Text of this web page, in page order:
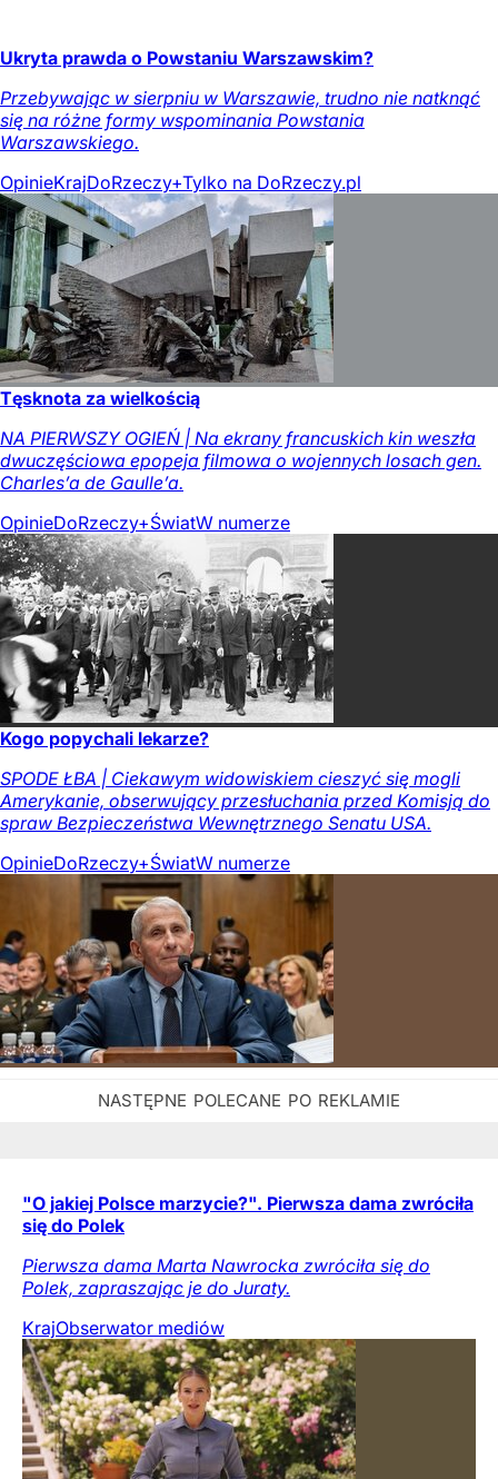
Ukryta prawda o Powstaniu Warszawskim?
Przebywając w sierpniu w Warszawie, trudno nie natknąć
się na różne formy wspominania Powstania
Warszawskiego.
OpinieKrajDoRzeczy+Tylko na DoRzeczy.pl
Tęsknota za wielkością
NA PIERWSZY OGIEŃ | Na ekrany francuskich kin weszła
dwuczęściowa epopeja filmowa o wojennych losach gen.
Charles’a de Gaulle’a.
OpinieDoRzeczy+ŚwiatW numerze
Kogo popychali lekarze?
SPODE ŁBA | Ciekawym widowiskiem cieszyć się mogli
Amerykanie, obserwujący przesłuchania przed Komisją do
spraw Bezpieczeństwa Wewnętrznego Senatu USA.
OpinieDoRzeczy+ŚwiatW numerze
"O jakiej Polsce marzycie?". Pierwsza dama zwróciła
się do Polek
Pierwsza dama Marta Nawrocka zwróciła się do
Polek, zapraszając je do Juraty.
KrajObserwator mediów